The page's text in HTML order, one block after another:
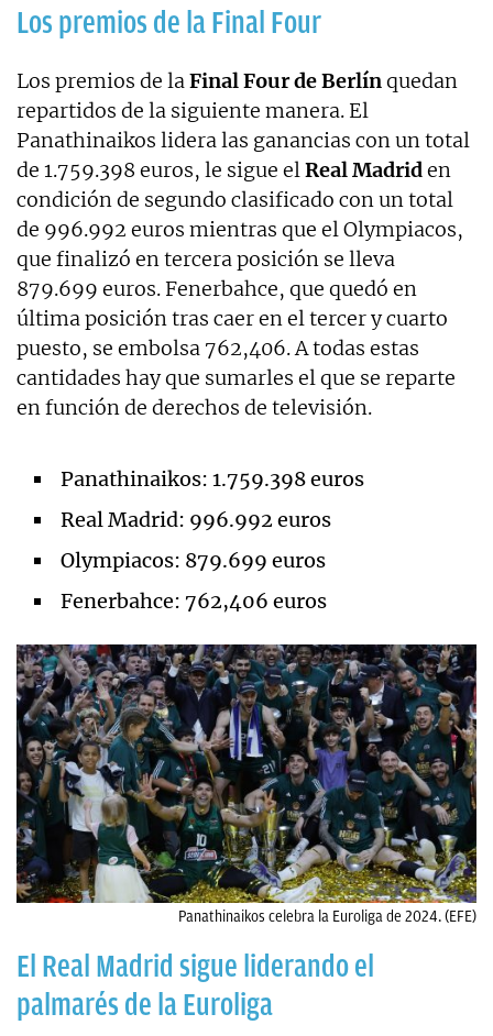
Los premios de la Final Four
Los premios de laFinal Four de Berlínquedan
repartidos de la siguiente manera. El
Panathinaikos lidera las ganancias con un total
de 1.759.398 euros, le sigue elReal Madriden
condición de segundo clasificado con un total
de 996.992 euros mientras que el Olympiacos,
que finalizó en tercera posición se lleva
879.699 euros. Fenerbahce, que quedó en
última posición tras caer en el tercer y cuarto
puesto, se embolsa 762,406. A todas estas
cantidades hay que sumarles el que se reparte
en función de derechos de televisión.
Panathinaikos: 1.759.398 euros
Real Madrid: 996.992 euros
Olympiacos: 879.699 euros
Fenerbahce: 762,406 euros
Panathinaikos celebra la Euroliga de 2024. (EFE)
El Real Madrid sigue liderando el
palmarés de la Euroliga